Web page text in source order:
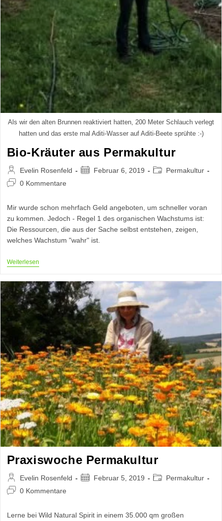
Als wir den alten Brunnen reaktiviert hatten, 200 Meter Schlauch verlegt
hatten und das erste mal Aditi-Wasser auf Aditi-Beete sprühte :-)
Bio-Kräuter aus Permakultur
Beitrags-
Autor:
Evelin Rosenfeld
BeitragFebruar 6, 2019
Beitrags-Permakultur
Beitrags-0 Kommentare
Mir wurde schon mehrfach Geld angeboten, um schneller voran
zu kommen. Jedoch - Regel 1 des organischen Wachstums ist:
Die Ressourcen, die aus der Sache selbst entstehen, zeigen,
welches Wachstum "wahr" ist.
WeiterlesenBio-
Permakultur
Praxiswoche Permakultur
Beitrags-
Autor:
Evelin Rosenfeld
BeitragFebruar 5, 2019
Beitrags-Permakultur
Beitrags-0 Kommentare
Lerne bei Wild Natural Spirit in einem 35.000 qm großen